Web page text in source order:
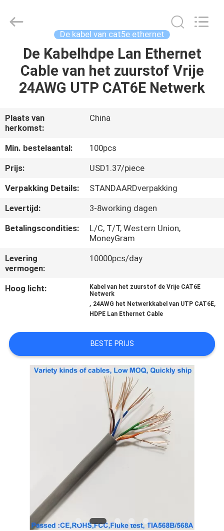
HUIS
PRODUCTEN
ONGEVEER
ONS
FABRIEKSREIS
SITEMAP
PRIVACY
Rights
De kabel van cat5e ethernet
De Kabelhdpe Lan Ethernet
Cable van het zuurstof Vrije
24AWG UTP CAT6E Netwerk
Plaats van
herkomst:
China
Min. bestelaantal:
100pcs
Prijs:
USD1.37/piece
Verpakking Details:
STANDAARDverpakking
Levertijd:
3-8working dagen
Betalingscondities:
L/C, T/T, Western Union,
MoneyGram
Levering
vermogen:
10000pcs/day
Hoog licht:
Kabel van het zuurstof de Vrije CAT6E
Netwerk
, 24AWG het Netwerkkabel van UTP CAT6E,
HDPE Lan Ethernet Cable
BESTE PRIJS